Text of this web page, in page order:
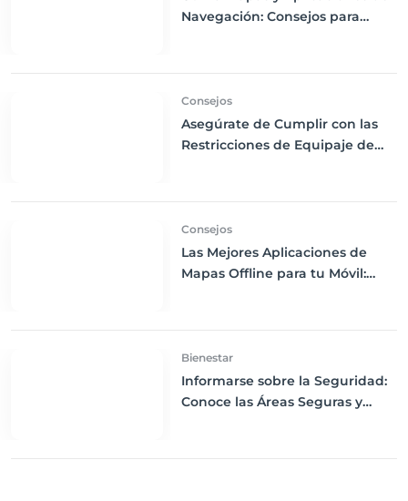
Navegación: Consejos para
Consejos
Asegúrate de Cumplir con las
Restricciones de Equipaje de
Consejos
Las Mejores Aplicaciones de
Mapas Offline para tu Móvil:
Bienestar
Informarse sobre la Seguridad:
Conoce las Áreas Seguras y